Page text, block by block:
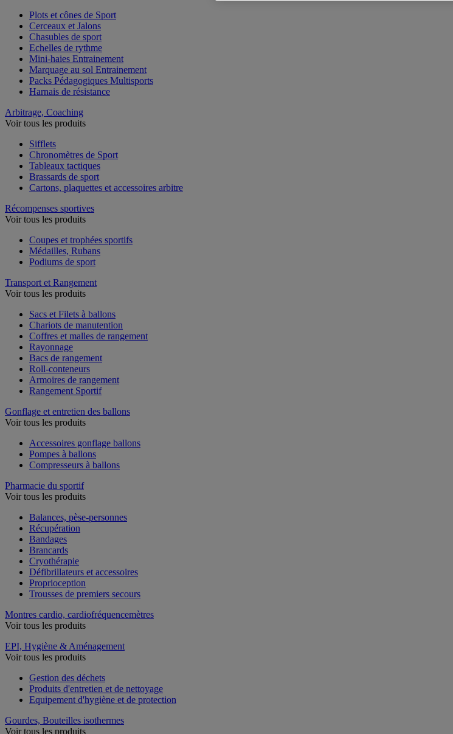
Plots et cônes de Sport
Cerceaux et Jalons
Chasubles de sport
Echelles de rythme
Mini-haies Entrainement
Marquage au sol Entrainement
Packs Pédagogiques Multisports
Harnais de résistance
Arbitrage, Coaching
Voir tous les produits
Sifflets
Chronomètres de Sport
Tableaux tactiques
Brassards de sport
Cartons, plaquettes et accessoires arbitre
Récompenses sportives
Voir tous les produits
Coupes et trophées sportifs
Médailles, Rubans
Podiums de sport
Transport et Rangement
Voir tous les produits
Sacs et Filets à ballons
Chariots de manutention
Coffres et malles de rangement
Rayonnage
Bacs de rangement
Roll-conteneurs
Armoires de rangement
Rangement Sportif
Gonflage et entretien des ballons
Voir tous les produits
Accessoires gonflage ballons
Pompes à ballons
Compresseurs à ballons
Pharmacie du sportif
Voir tous les produits
Balances, pèse-personnes
Récupération
Bandages
Brancards
Cryothérapie
Défibrillateurs et accessoires
Proprioception
Trousses de premiers secours
Montres cardio, cardiofréquencemètres
Voir tous les produits
EPI, Hygiène & Aménagement
Voir tous les produits
Gestion des déchets
Produits d'entretien et de nettoyage
Equipement d'hygiène et de protection
Gourdes, Bouteilles isothermes
Voir tous les produits